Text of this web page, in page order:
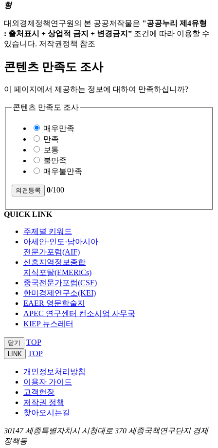
형
대외경제정책연구원의 본 공공저작물은 "공공누리 제4유형
: 출처표시 + 상업적 금지 + 변경금지” 조건에 따라 이용할 수
있습니다. 저작권정책 참조
콘텐츠 만족도 조사
이 페이지에서 제공하는 정보에 대하여 만족하십니까?
콘텐츠 만족도 조사
매우만족
만족
보통
불만족
매우불만족
0/100
QUICK LINK
주제별 키워드
아세안·인도·남아시아
전문가포럼(AIF)
신흥지역정보종합
지식포탈(EMERiCs)
중국전문가포럼(CSF)
한미경제연구소(KEI)
EAER 영문학술지
APEC 연구센터 컨소시엄 사무국
KIEP 뉴스레터
닫기 TOP
LINK TOP
개인정보처리방침
이용자 가이드
고객헌장
저작권 정책
찾아오시는길
30147 세종특별자치시 시청대로 370 세종국책연구단지 경제
정책동